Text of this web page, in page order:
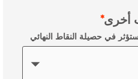
أخرى
ستؤثر في حصيلة النقاط النهائي